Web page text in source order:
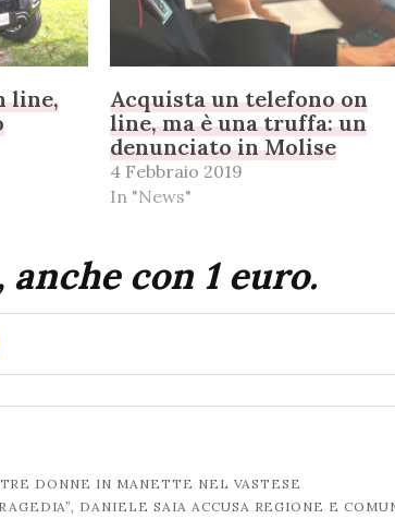
line,
Acquista un telefono on
line, ma è una truffa: un
denunciato in Molise
4 Febbraio 2019
In "News"
con 1 euro.
DONNE IN MANETTE NEL VASTESE
DANIELE SAIA ACCUSA REGIONE E